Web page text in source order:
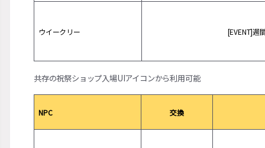
ウイークリー [EVENT]週
共存の祝祭ショップ入場UIアイコンから利用可能
NPC 交換